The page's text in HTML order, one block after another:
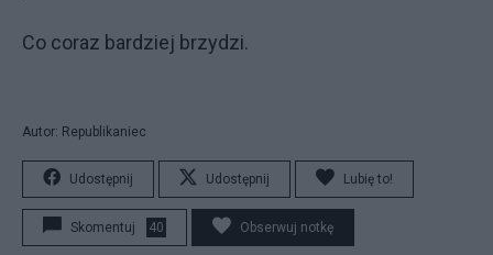
Co coraz bardziej brzydzi.
Autor: Republikaniec
Udostępnij Udostępnij Lubię to!
Skomentuj 40 Obserwuj notkę